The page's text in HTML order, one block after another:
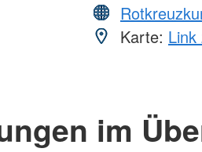
Karte:
im